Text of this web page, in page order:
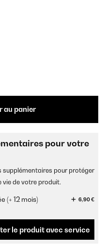
au panier
pour votre
supplémentaires pour protéger
vie de votre produit.
(+ 12 mois)
6,90 €
le produit avec service